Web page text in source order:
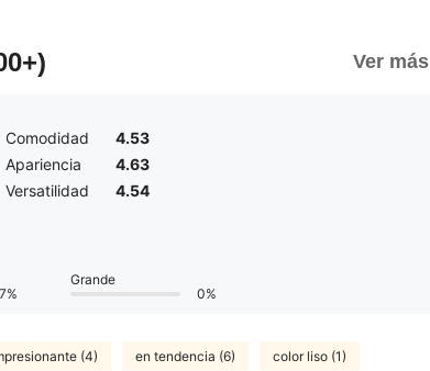
Ver más
Comodidad
4.53
Apariencia
4.63
Versatilidad
4.54
Grande
0%
(4) en tendencia (6) color liso (1)